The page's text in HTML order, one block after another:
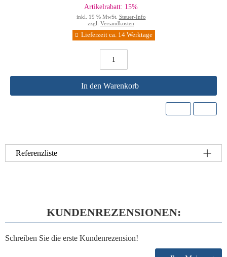
Artikelrabatt: 15%
inkl. 19 % MwSt. Steuer-Info
zzgl. Versandkosten
Lieferzeit ca. 14 Werktage
In den Warenkorb
Referenzliste
KUNDENREZENSIONEN:
Schreiben Sie die erste Kundenrezension!